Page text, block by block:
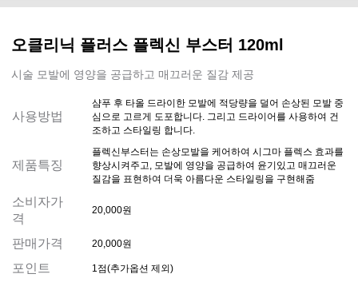
오클리닉 플러스 플렉신 부스터 120ml
시술 모발에 영양을 공급하고 매끄러운 질감 제공
사용방법
샴푸 후 타올 드라이한 모발에 적당량을 덜어 손상된 모발 중
심으로 고르게 도포합니다. 그리고 드라이어를 사용하여 건
조하고 스타일링 합니다.
제품특징
플렉신부스터는 손상모발을 케어하여 시그마 플렉스 효과를
향상시켜주고, 모발에 영양을 공급하여 윤기있고 매끄러운
질감을 표현하여 더욱 아름다운 스타일링을 구현해줌
소비자가
격
20,000원
판매가격 20,000원
포인트 1점(추가옵션 제외)